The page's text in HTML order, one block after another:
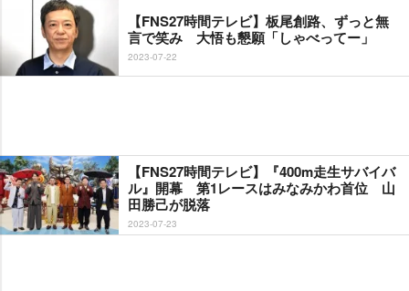
【FNS27時間テレビ】板尾創路、ずっと無
言で笑み 大悟も懇願「しゃべってー」
2023-07-22
【FNS27時間テレビ】『400m走生サバイバ
ル』開幕 第1レースはみなみかわ首位 山
田勝己が脱落
2023-07-23